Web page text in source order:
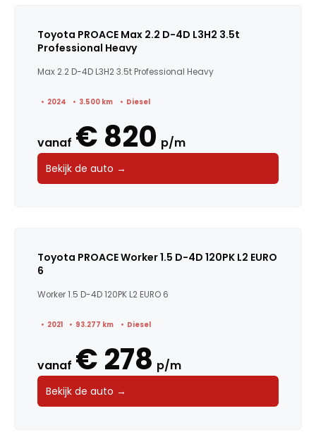
Toyota PROACE Max 2.2 D-4D L3H2 3.5t
Professional Heavy
Max 2.2 D-4D L3H2 3.5t Professional Heavy
2024 3.500 km Diesel
vanaf € 820 p/m
Bekijk de auto →
Toyota PROACE Worker 1.5 D-4D 120PK L2 EURO
6
Worker 1.5 D-4D 120PK L2 EURO 6
2021 93.277 km Diesel
vanaf € 278 p/m
Bekijk de auto →